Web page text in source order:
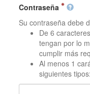
Contraseña
Su contraseña debe
De 6
tengan por lo
cumplir más
Al menos 1
siguientes